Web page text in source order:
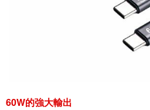
60W的強大輸出